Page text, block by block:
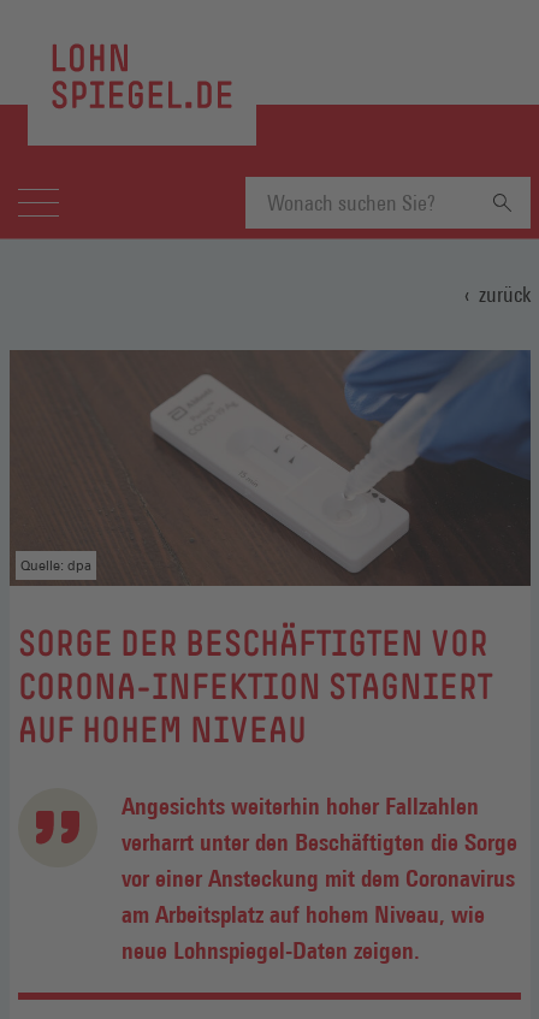
Suchbegriff
zurück
Quelle: dpa
:
SORGE DER BESCHÄFTIGTEN VOR
CORONA-INFEKTION STAGNIERT
AUF HOHEM NIVEAU
Angesichts weiterhin hoher Fallzahlen
verharrt unter den Beschäftigten die Sorge
vor einer Ansteckung mit dem Coronavirus
am Arbeitsplatz auf hohem Niveau, wie
neue Lohnspiegel-Daten zeigen.